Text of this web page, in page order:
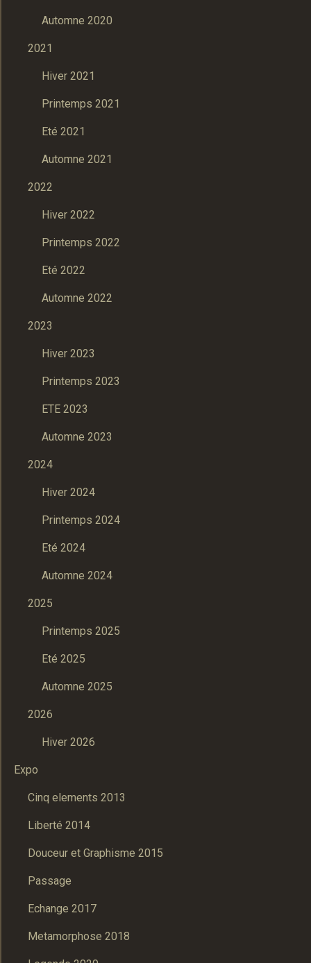
Automne 2020
2021
Hiver 2021
Printemps 2021
Eté 2021
Automne 2021
2022
Hiver 2022
Printemps 2022
Eté 2022
Automne 2022
2023
Hiver 2023
Printemps 2023
ETE 2023
Automne 2023
2024
Hiver 2024
Printemps 2024
Eté 2024
Automne 2024
2025
Printemps 2025
Eté 2025
Automne 2025
2026
Hiver 2026
Expo
Cinq elements 2013
Liberté 2014
Douceur et Graphisme 2015
Passage
Echange 2017
Metamorphose 2018